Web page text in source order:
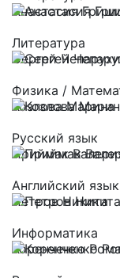
Анастасия
Литература
Сергей
Физика /
Козлова Марина
Русский язык
Приймак
Английский
Петров Никита
Информатика
Коренченко